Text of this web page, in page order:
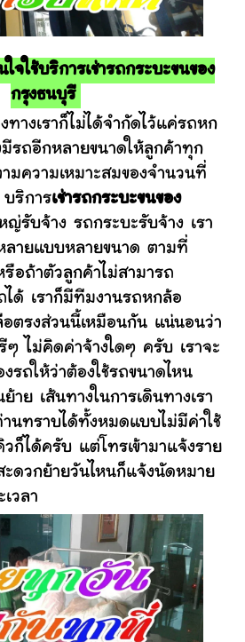
จใช้บริการเช่ารถกระบะขนของ
กรุงธนบุรี
ราก็ไม่ได้จำกัดไว้แค่รถหก
มีรถอีกหลายขนาดให้ลูกค้าทุก
ามความเหมาะสมของจำนวนที่
บริการเช่ารถกระบะขนของ
ญ่รับจ้าง รถกระบะรับจ้าง เรา
ลายแบบหลายขนาด ตามที่
อถ้าตัวลูกค้าไม่สามารถ
ได้ เราก็มีทีมงานรถหกล้อ
ลือตรงส่วนนี้เหมือนกัน แน่นอนว่า
ๆ ไม่คิดค่าจ้างใดๆ ครับ เราจะ
รถให้ว่าต้องใช้รถขนาดไหน
าย เส้นทางในการเดินทางเรา
นทราบได้ทั้งหมดแบบไม่มีค่าใช้
ก็ได้ครับ แต่โทรเข้ามาแจ้งราย
ะดวกย้ายวันไหนก็แจ้งนัดหมาย
วลา